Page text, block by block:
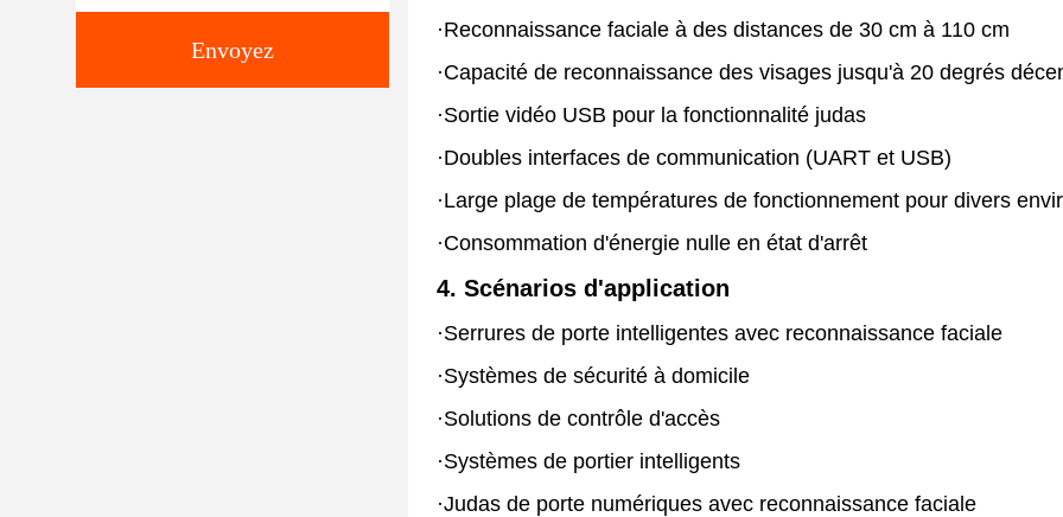
Envoyez
·Reconnaissance faciale à des distances de 30 cm à 110 cm
·Capacité de reconnaissance des visages jusqu'à 20 degrés
·Sortie vidéo USB pour la fonctionnalité judas
·Doubles interfaces de communication (UART et USB)
·Large plage de températures de fonctionnement pour divers
·Consommation d'énergie nulle en état d'arrêt
4. Scénarios d'application
·Serrures de porte intelligentes avec reconnaissance faciale
·Systèmes de sécurité à domicile
·Solutions de contrôle d'accès
·Systèmes de portier intelligents
·Judas de porte numériques avec reconnaissance faciale